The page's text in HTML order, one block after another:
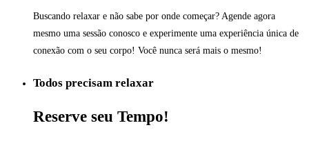
Buscando relaxar e não sabe por onde começar? Agende agora
mesmo uma sessão conosco e experimente uma experiência única de
conexão com o seu corpo! Você nunca será mais o mesmo!
Todos precisam relaxar
Reserve seu Tempo!